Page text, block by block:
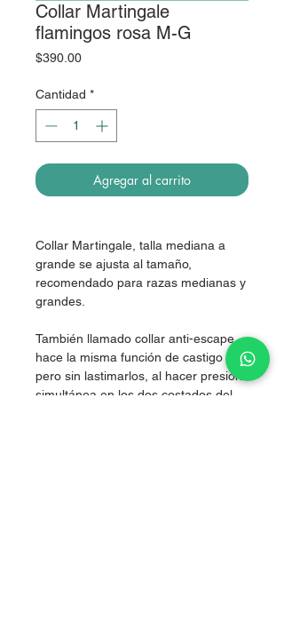
Collar Martingale
flamingos rosa M-G
$390.00Precio
Cantidad *
Agregar al carrito
Collar Martingale, talla mediana a
grande se ajusta al tamaño,
recomendado para razas medianas y
grandes.
También llamado collar anti-escape,
hace la misma función de castigo
pero sin lastimarlos, al hacer presión
simultánea en los dos costados del